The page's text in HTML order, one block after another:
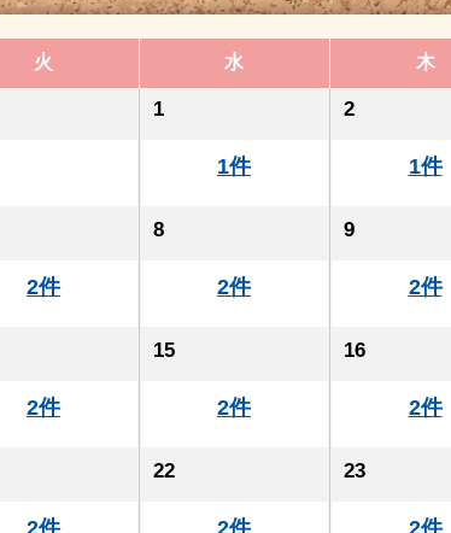
火 水 木
1
1件
2
1件
2件
8
2件
9
2件
2件
15
2件
16
2件
22 23